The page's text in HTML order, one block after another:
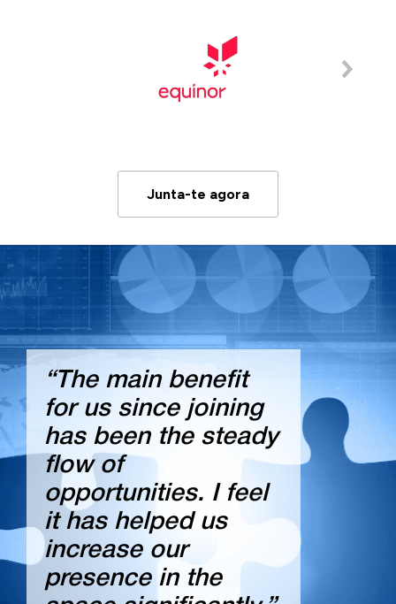
Junta-te agora
“The main benefit
for us since joining
has been the steady
flow of
opportunities. I feel
it has helped us
increase our
presence in the